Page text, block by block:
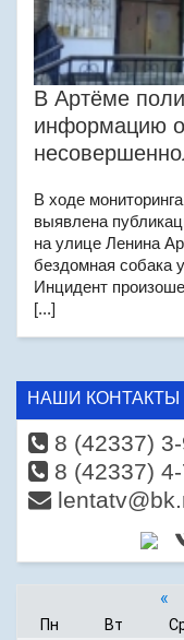
В Артёме
информацию
В ходе
выявлена
на улице Ленина
бездомная собака
Инцидент
[...]
НАШИ КОНТАКТЫ
8 (42337)
8 (42337)
«
Пн Вт